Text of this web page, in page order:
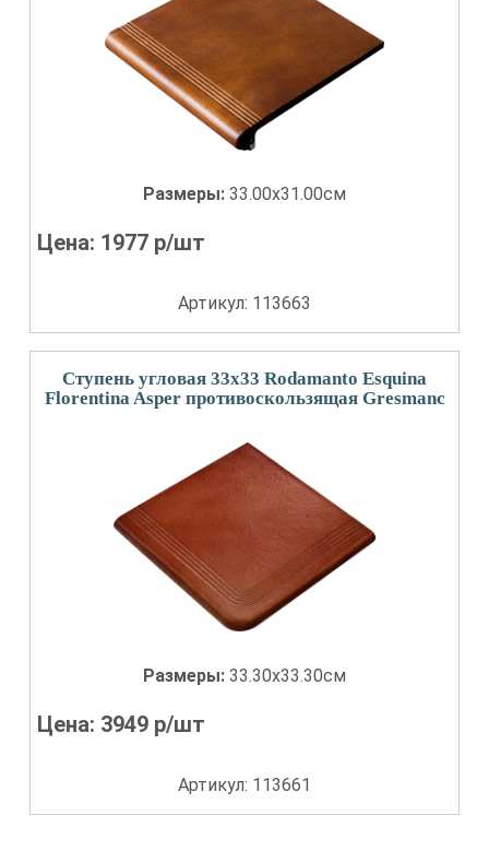
Размеры: 33.00x31.00см
Цена: 1977 р/шт
Артикул: 113663
Ступень угловая 33x33 Rodamanto Esquina
Florentina Asper противоскользящая Gresmanc
Размеры: 33.30x33.30см
Цена: 3949 р/шт
Артикул: 113661